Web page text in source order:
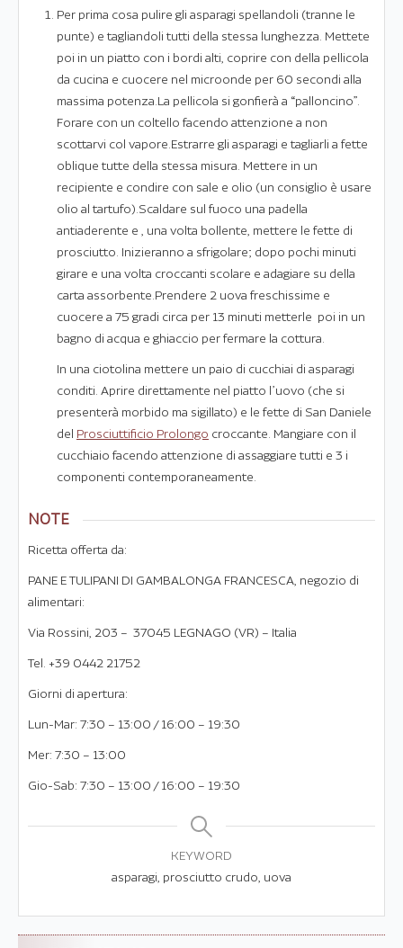
Per prima cosa pulire gli asparagi spellandoli (tranne le
punte) e tagliandoli tutti della stessa lunghezza. Mettete
poi in un piatto con i bordi alti, coprire con della pellicola
da cucina e cuocere nel microonde per 60 secondi alla
massima potenza.La pellicola si gonfierà a “palloncino”.
Forare con un coltello facendo attenzione a non
scottarvi col vapore.Estrarre gli asparagi e tagliarli a fette
oblique tutte della stessa misura. Mettere in un
recipiente e condire con sale e olio (un consiglio è usare
olio al tartufo).Scaldare sul fuoco una padella
antiaderente e , una volta bollente, mettere le fette di
prosciutto. Inizieranno a sfrigolare; dopo pochi minuti
girare e una volta croccanti scolare e adagiare su della
carta assorbente.Prendere 2 uova freschissime e
cuocere a 75 gradi circa per 13 minuti metterle poi in un
bagno di acqua e ghiaccio per fermare la cottura.
In una ciotolina mettere un paio di cucchiai di asparagi
conditi. Aprire direttamente nel piatto l’uovo (che si
presenterà morbido ma sigillato) e le fette di San Daniele
del Prosciuttificio Prolongo croccante. Mangiare con il
cucchiaio facendo attenzione di assaggiare tutti e 3 i
componenti contemporaneamente.
NOTE
Ricetta offerta da:
PANE E TULIPANI DI GAMBALONGA FRANCESCA, negozio di
alimentari:
Via Rossini, 203 – 37045 LEGNAGO (VR) – Italia
Tel. +39 0442 21752
Giorni di apertura:
Lun-Mar: 7:30 – 13:00 / 16:00 – 19:30
Mer: 7:30 – 13:00
Gio-Sab: 7:30 – 13:00 / 16:00 – 19:30
KEYWORD
asparagi, prosciutto crudo, uova